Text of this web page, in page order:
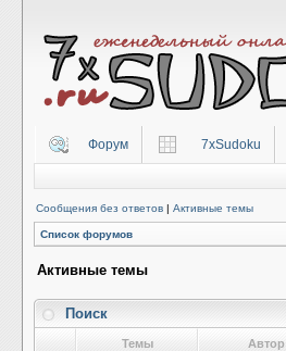
Форум 7xSudoku
Сообщения без ответов | Активные темы
Список форумов
Активные темы
Поиск
Темы Автор